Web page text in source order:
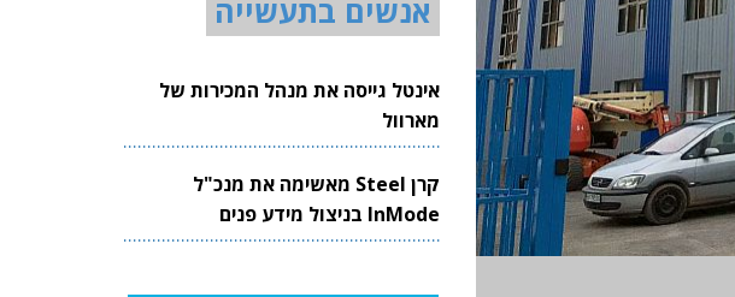
אנשים בתעשייה
אינטל גייסה את מנהל המכירות של
מארוול
קרן Steel מאשימה את מנכ"ל
InMode בניצול מידע פנים